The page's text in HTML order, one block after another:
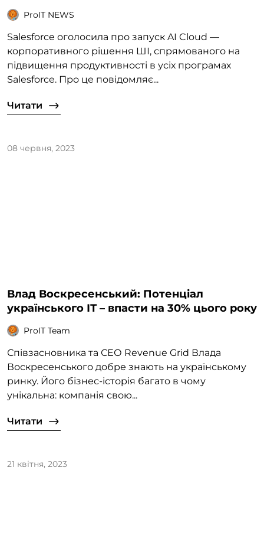
ProIT NEWS
Salesforce оголосила про запуск AI Cloud —
корпоративного рішення ШІ, спрямованого на
підвищення продуктивності в усіх програмах
Salesforce. Про це повідомляє...
Читати
08 червня, 2023
Влад Воскресенський: Потенціал
українського ІТ – впасти на 30% цього року
ProIT Team
Співзасновника та СЕО Revenue Grid Влада
Воскресенського добре знають на українському
ринку. Його бізнес-історія багато в чому
унікальна: компанія свою...
Читати
21 квітня, 2023